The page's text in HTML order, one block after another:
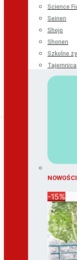
Science
Seinen
Shojo
Shonen
Szkolne
Tajemnica
-15%